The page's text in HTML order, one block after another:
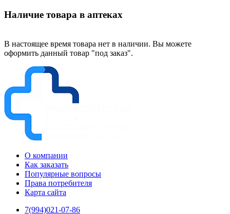
Наличие товара в аптеках
В настоящее время товара нет в наличии. Вы можете
оформить данный товар "под заказ".
О компании
Как заказать
Популярные вопросы
Права потребителя
Карта сайта
7(994)021-07-86